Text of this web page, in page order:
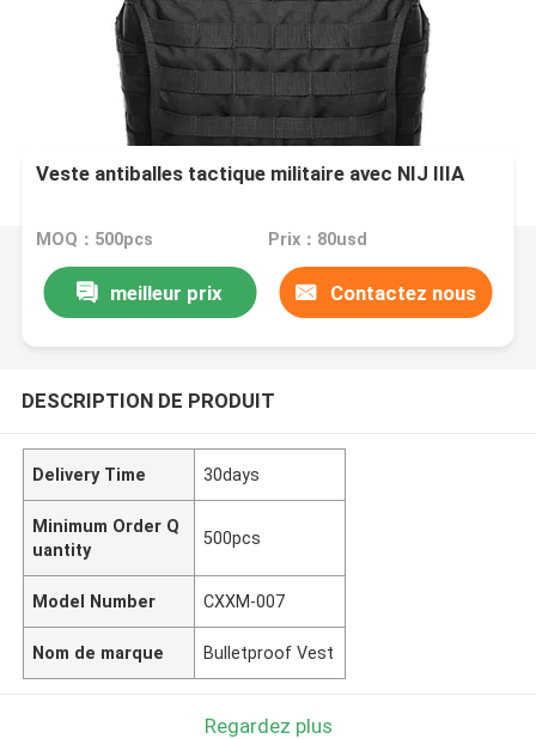
Veste antiballes tactique militaire avec NIJ IIIA
MOQ：500pcs Prix：80usd
meilleur prix Contactez nous
DESCRIPTION DE PRODUIT
Delivery Time 30days
Minimum Order Q
uantity
500pcs
Model Number CXXM-007
Nom de marque Bulletproof Vest
Regardez plus